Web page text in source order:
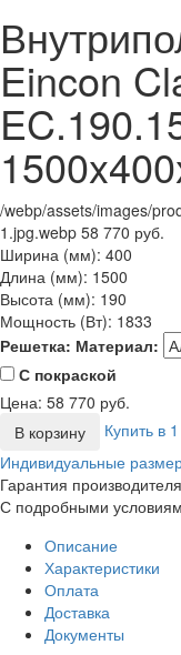
Eincon
/webp/assets/images/
1.jpg.webp 58 770 руб.
Ширина (мм): 400
Длина (мм): 1500
Высота (мм): 190
Мощность (Вт): 1833
Решетка: Материал:
С покраской
Цена: 58 770 руб.
В корзину
Купить в
Индивидуальные
Гарантия производителя
С подробными
Описание
Характеристики
Оплата
Доставка
Документы